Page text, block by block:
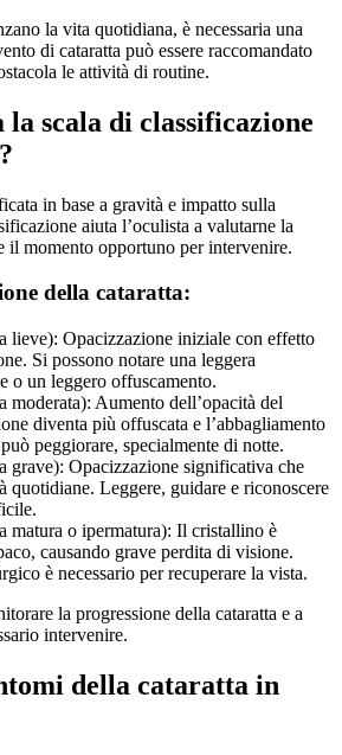
la vita quotidiana, è necessaria una
di cataratta può essere raccomandato
le attività di routine.
la scala di classificazione
in base a gravità e impatto sulla
aiuta l’oculista a valutarne la
il momento opportuno per intervenire.
della cataratta:
lieve): Opacizzazione iniziale con effetto
Si possono notare una leggera
o un leggero offuscamento.
moderata): Aumento dell’opacità del
diventa più offuscata e l’abbagliamento
peggiorare, specialmente di notte.
grave): Opacizzazione significativa che
quotidiane. Leggere, guidare e riconoscere
matura o ipermatura): Il cristallino è
causando grave perdita di visione.
è necessario per recuperare la vista.
la progressione della cataratta e a
intervenire.
della cataratta in